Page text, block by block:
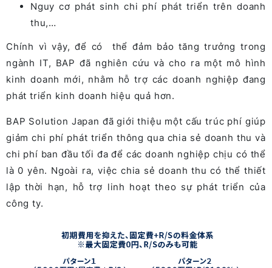
Nguy cơ phát sinh chi phí phát triển trên doanh
thu,…
Chính vì vậy,để có thể đảm bảo tăng trưởng trong
ngành IT, BAP đã nghiên cứu và cho ra một mô hình
kinh doanh mới, nhằm hỗ trợ các doanh nghiệp đang
phát triển kinh doanh hiệu quả hơn.
BAP Solution Japan đã giới thiệu một cấu trúc phí giúp
giảm chi phí phát triển thông qua chia sẻ doanh thu và
chi phí ban đầu tối đa để các doanh nghiệp chịu có thể
là 0 yên. Ngoài ra, việc chia sẻ doanh thu có thể thiết
lập thời hạn, hỗ trợ linh hoạt theo sự phát triển của
công ty.